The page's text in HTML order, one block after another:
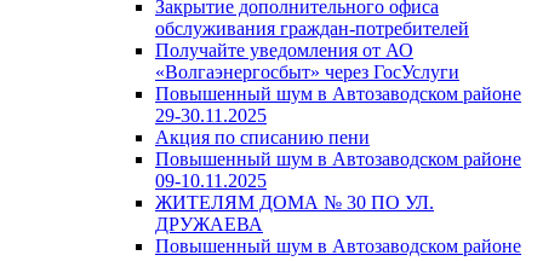
Закрытие дополнительного офиса
обслуживания граждан-потребителей
Получайте уведомления от АО
«Волгаэнергосбыт» через ГосУслуги
Повышенный шум в Автозаводском районе
29-30.11.2025
Акция по списанию пени
Повышенный шум в Автозаводском районе
09-10.11.2025
ЖИТЕЛЯМ ДОМА № 30 ПО УЛ.
ДРУЖАЕВА
Повышенный шум в Автозаводском районе